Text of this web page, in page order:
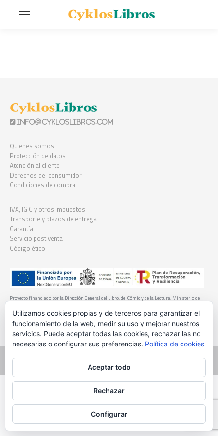
info@cykloslibros.com
Quienes somos
Protección de datos
Atención al cliente
Derechos del consumidor
Condiciones de compra
IVA, IGIC y otros impuestos
Transporte y plazos de entrega
Garantía
Servicio post venta
Código ético
Proyecto financiado por la Dirección General del Libro, del Cómic y de la Lectura, Ministerio de
Cultura y Deporte. Financiado por la Unión Europea-Next Generation EU
Arbotante Patrimonio e innovacion S.L. | Glyphos Publicaciones | Cyklos
Libros
Utilizamos cookies propias y de terceros para garantizar el
funcionamiento de la web, medir su uso y mejorar nuestros
servicios. Puede aceptar todas las cookies, rechazar las no
necesarias o configurar sus preferencias. Política de cookies
Aceptar todo
Rechazar
Configurar